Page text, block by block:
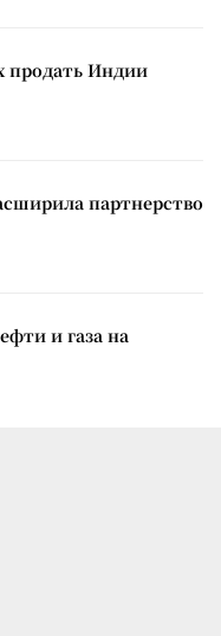
продать Индии
партнерство
и газа на